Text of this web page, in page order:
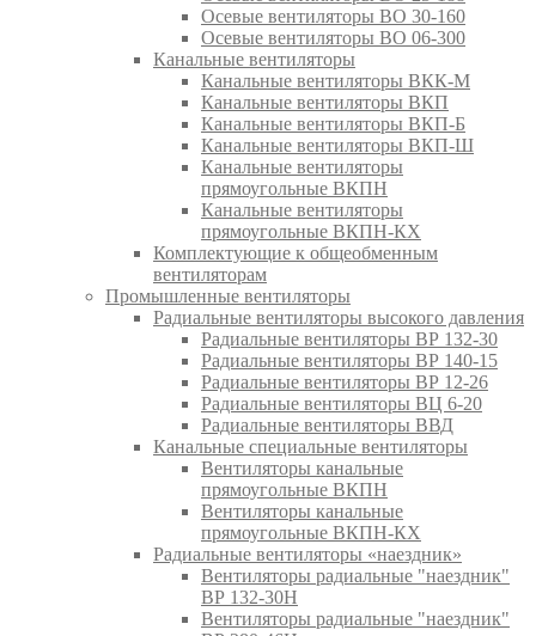
Осевые вентиляторы ВО 30-160
Осевые вентиляторы ВО 06-300
Канальные вентиляторы
Канальные вентиляторы ВКК-М
Канальные вентиляторы ВКП
Канальные вентиляторы ВКП-Б
Канальные вентиляторы ВКП-Ш
Канальные вентиляторы
прямоугольные ВКПН
Канальные вентиляторы
прямоугольные ВКПН-КХ
Комплектующие к общеобменным
вентиляторам
Промышленные вентиляторы
Радиальные вентиляторы высокого давления
Радиальные вентиляторы ВР 132-30
Радиальные вентиляторы ВР 140-15
Радиальные вентиляторы ВР 12-26
Радиальные вентиляторы ВЦ 6-20
Радиальные вентиляторы ВВД
Канальные специальные вентиляторы
Вентиляторы канальные
прямоугольные ВКПН
Вентиляторы канальные
прямоугольные ВКПН-КХ
Радиальные вентиляторы «наездник»
Вентиляторы радиальные "наездник"
ВР 132-30Н
Вентиляторы радиальные "наездник"